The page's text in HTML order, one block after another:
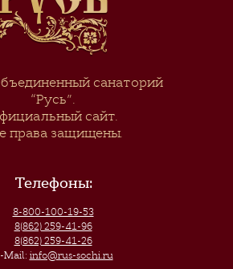
санаторий
“Русь”.
сайт.
права защищены.
Телефоны:
8-800-100-19-53
8(862) 259-41-96
8(862) 259-41-26
Mail: info@rus-sochi.ru